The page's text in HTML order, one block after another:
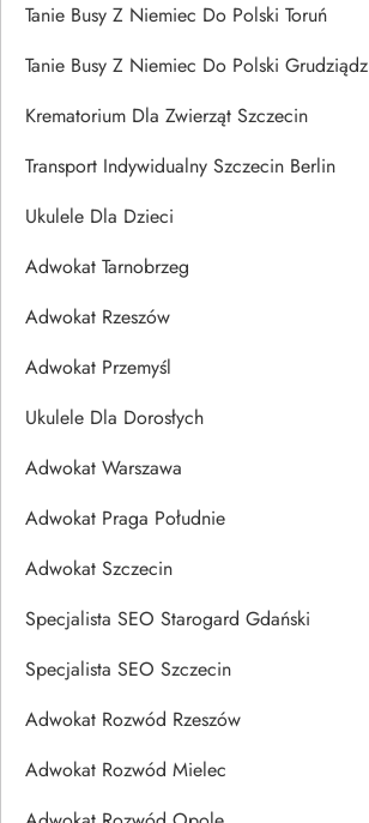
Tanie Busy Z Niemiec Do Polski Toruń
Tanie Busy Z Niemiec Do Polski Grudziądz
Krematorium Dla Zwierząt Szczecin
Transport Indywidualny Szczecin Berlin
Ukulele Dla Dzieci
Adwokat Tarnobrzeg
Adwokat Rzeszów
Adwokat Przemyśl
Ukulele Dla Dorosłych
Adwokat Warszawa
Adwokat Praga Południe
Adwokat Szczecin
Specjalista SEO Starogard Gdański
Specjalista SEO Szczecin
Adwokat Rozwód Rzeszów
Adwokat Rozwód Mielec